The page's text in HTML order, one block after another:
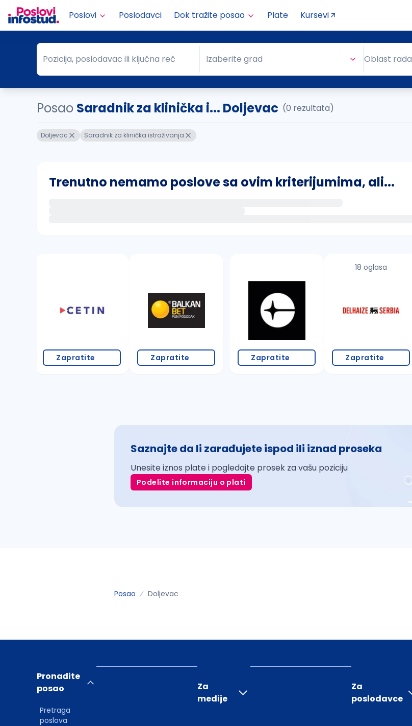
Poslovi Poslodavci Dok tražite posao Plate Kursevi
Pozicija, poslodavac ili ključna reč
Pozicija, poslodavac ili ključna reč Grad
Izaberite grad Oblast rada
Posao Saradnik za klinička i... Doljevac (0 rezultata)
Doljevac Saradnik za klinička istraživanja
Trenutno nemamo poslove sa ovim kriterijumima, ali...
proverite pravopisne greške (koristite č, ć, š, đ, ž, dž)
povećajte radijus za odabrani grad
Zapratite Zapratite Zapratite
18 oglasa
Zapratite
Saznajte da li zarađujete ispod ili iznad proseka
Unesite iznos plate i pogledajte prosek za vašu poziciju
Podelite informaciju o plati
Posao Doljevac
Pronađite
posao
Pretraga
poslova
Za
medije
Za
poslodavce